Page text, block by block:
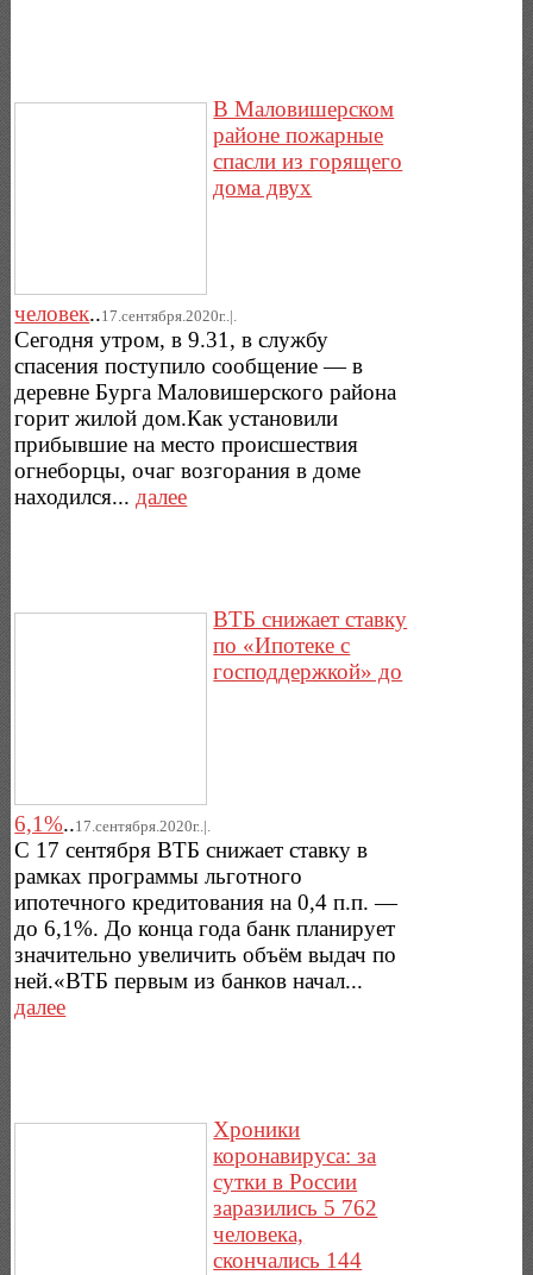
В Маловишерском
районе пожарные
спасли из горящего
дома двух
человек..17.сентября.2020г..|.
Сегодня утром, в 9.31, в службу
спасения поступило сообщение — в
деревне Бурга Маловишерского района
горит жилой дом.Как установили
прибывшие на место происшествия
огнеборцы, очаг возгорания в доме
находился... далее
ВТБ снижает ставку
по «Ипотеке с
господдержкой» до
6,1%..17.сентября.2020г..|.
С 17 сентября ВТБ снижает ставку в
рамках программы льготного
ипотечного кредитования на 0,4 п.п. —
до 6,1%. До конца года банк планирует
значительно увеличить объём выдач по
ней.«ВТБ первым из банков начал...
далее
Хроники
коронавируса: за
сутки в России
заразились 5 762
человека,
скончались 144